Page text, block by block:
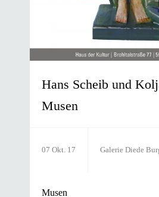
Hans Scheib und
Musen
07 Okt. 17 Galerie Diede
Musen